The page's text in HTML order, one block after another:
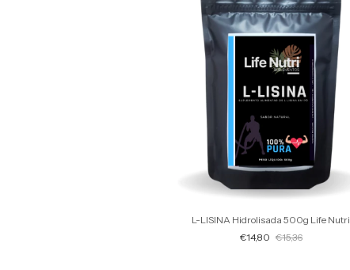
L-LISINA Hidrolisada 500g Life Nutri
€14,80 €15,36